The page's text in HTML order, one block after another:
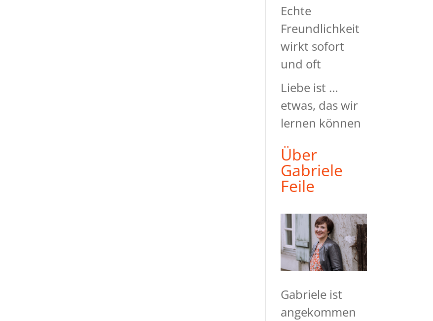
Echte
Freundlichkeit
wirkt sofort
und oft
Liebe ist …
etwas, das wir
lernen können
Über
Gabriele
Feile
Gabriele ist
angekommen